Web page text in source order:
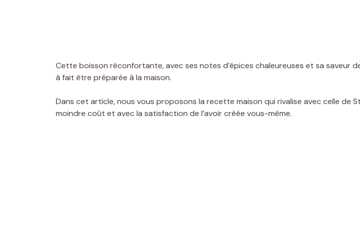
Cette boisson réconfortante, avec ses notes d’épices chaleureuses et sa saveur
à fait être préparée à la maison.
Dans cet article, nous vous proposons la recette maison qui rivalise avec celle de
moindre coût et avec la satisfaction de l’avoir créée vous-même.